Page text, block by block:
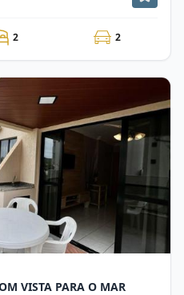
2 2
VISTA PARA O MAR